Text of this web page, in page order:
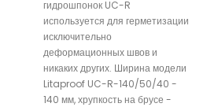
гидрошпонок UC-R
используется для герметизации
исключительно
деформационных швов и
никаких других. Ширина модели
Litaproof UC-R-140/50/40 -
140 мм, хрупкость на брусе -